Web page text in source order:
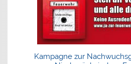
Kampagne zur